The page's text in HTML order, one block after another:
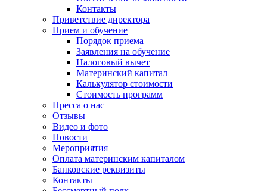
Контакты
Приветствие директора
Прием и обучение
Порядок приема
Заявления на обучение
Налоговый вычет
Материнский капитал
Калькулятор стоимости
Стоимость программ
Пресса о нас
Отзывы
Видео и фото
Новости
Мероприятия
Оплата материнским капиталом
Банковские реквизиты
Контакты